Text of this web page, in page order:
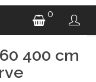
0
400 cm